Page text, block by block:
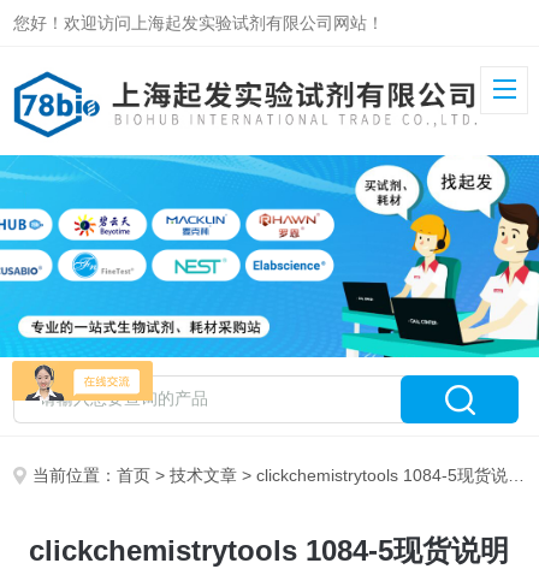
您好！欢迎访问上海起发实验试剂有限公司网站！
当前位置：首页 >技术文章 > clickchemistrytools 1084-5现货说明书
clickchemistrytools 1084-5现货说明